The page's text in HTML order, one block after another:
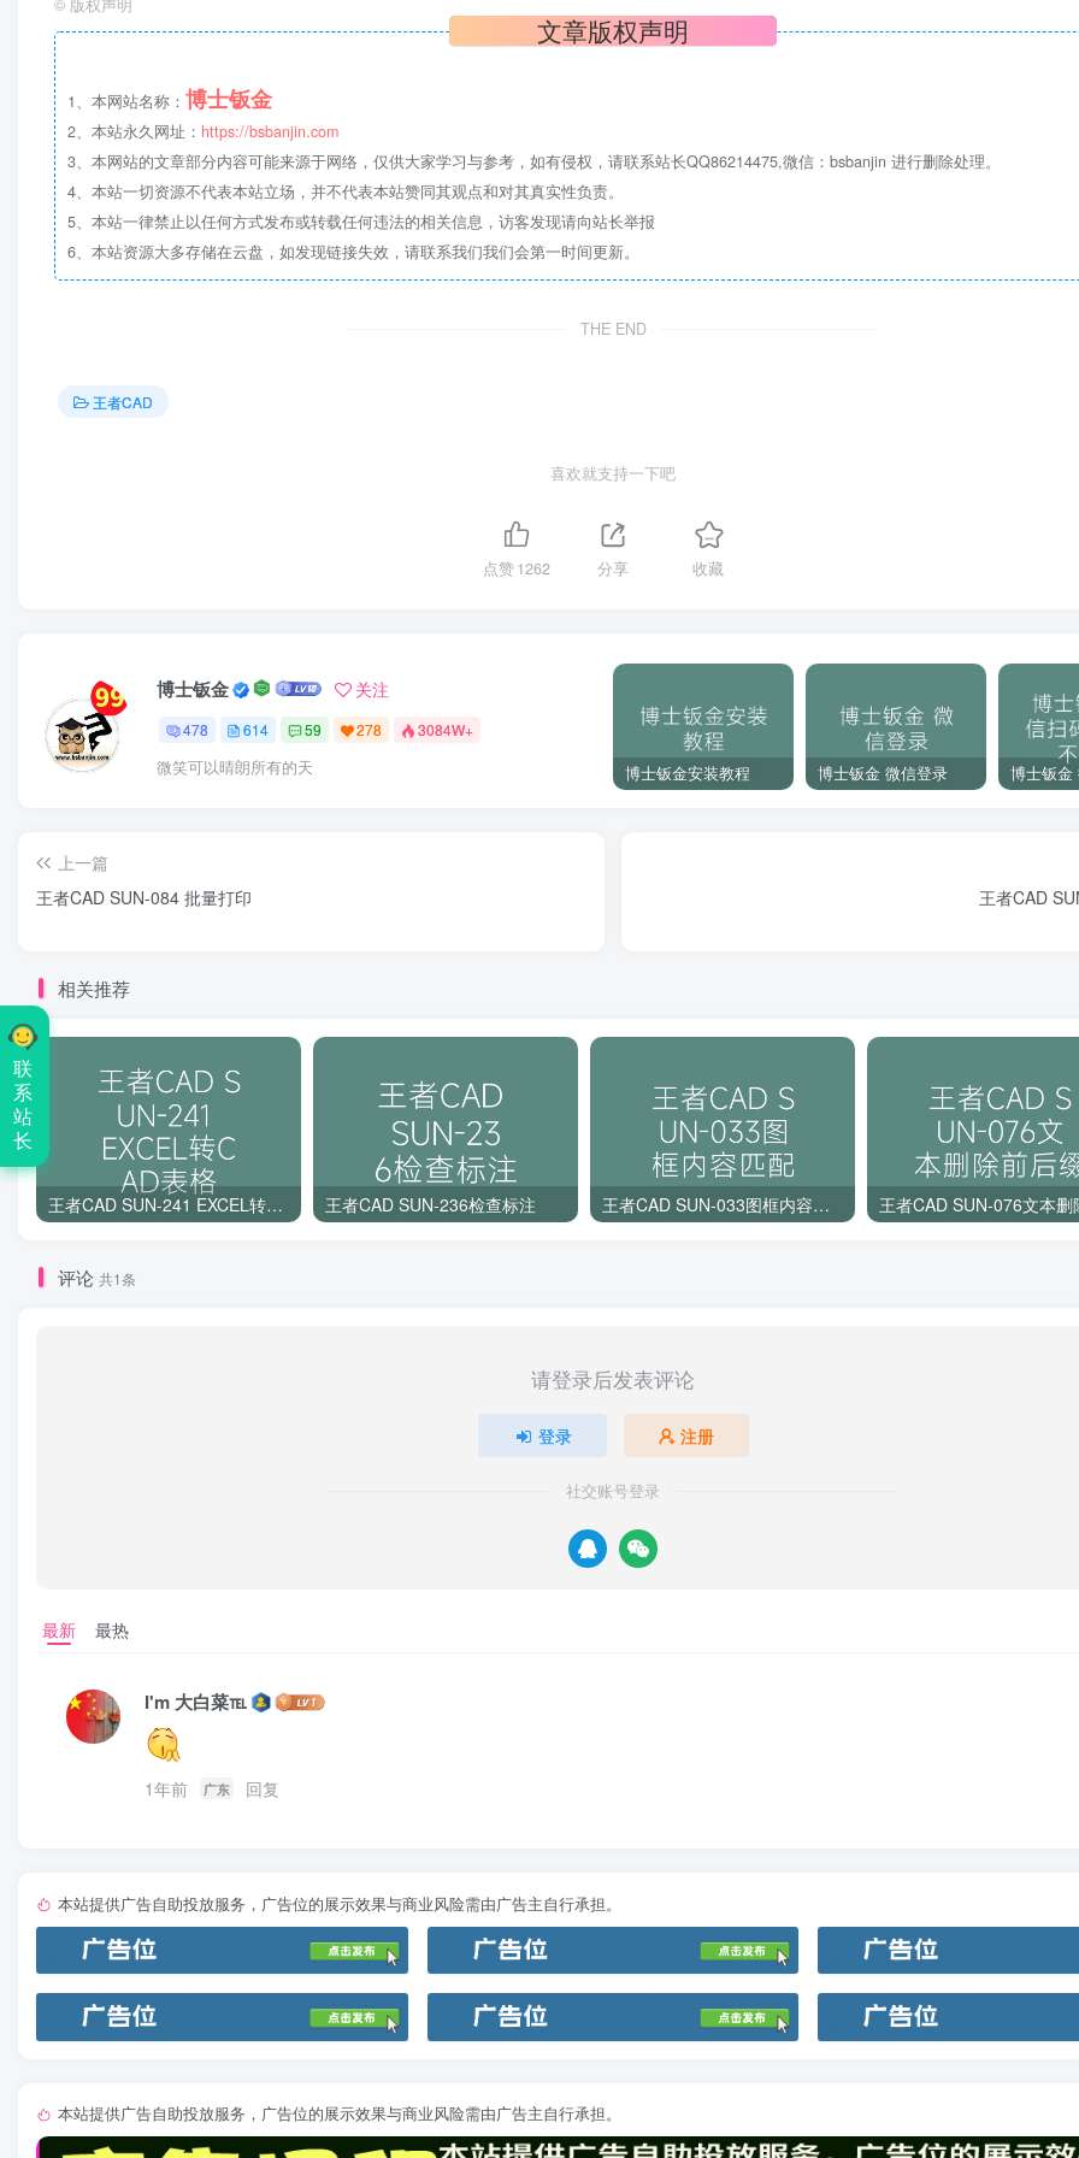
© 版权声明
文章版权声明
1、本网站名称： 博士钣金
2、本站永久网址： https://bsbanjin.com
3、本网站的文章部分内容可能来源于网络，仅供大家学习与参考，如有侵权，请联系站长QQ86214475,微信：bsbanjin 进行删除处理。
4、本站一切资源不代表本站立场，并不代表本站赞同其观点和对其真实性负责。
5、本站一律禁止以任何方式发布或转载任何违法的相关信息，访客发现请向站长举报
6、本站资源大多存储在云盘，如发现链接失效，请联系我们我们会第一时间更新。
THE END
王者CAD
喜欢就支持一下吧
点赞1262 分享 收藏
博士钣金 关注
478 614 59 278 3084W+
微笑可以晴朗所有的天 博士钣金安装教程 博士钣金 微信登录
上一篇
王者CAD SUN-084 批量打印
王者CAD
相关推荐
王者CAD SUN-241 EXCEL转CAD表格 王者CAD SUN-236检查标注 王者CAD SUN-033图框内容匹配
评论 共1条
请登录后发表评论
登录 注册
社交账号登录
最新 最热
I'm 大白菜℡
1年前 广东 回复
本站提供广告自助投放服务，广告位的展示效果与商业风险需由广告主自行承担。
本站提供广告自助投放服务，广告位的展示效果与商业风险需由广告主自行承担。
联
系
站
长